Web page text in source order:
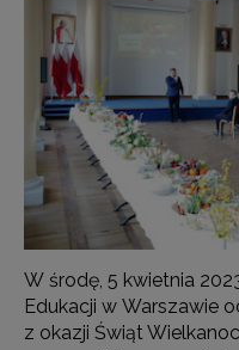
W środę, 5 kwietnia
Edukacji w Warszawie
z okazji Świąt